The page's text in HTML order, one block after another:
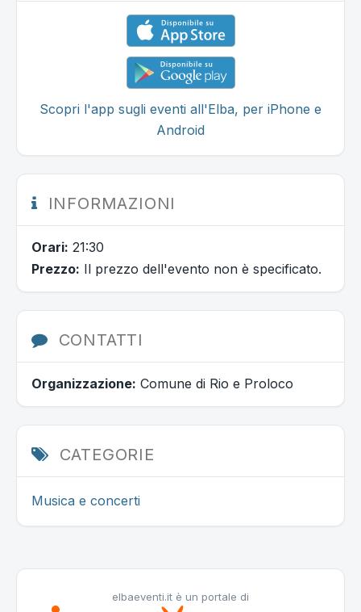
Scopri l'app sugli eventi all'Elba, per iPhone e
Android
INFORMAZIONI
Orari: 21:30
Prezzo: Il prezzo dell'evento non è specificato.
CONTATTI
Organizzazione: Comune di Rio e Proloco
CATEGORIE
Musica e concerti
elbaeventi.it è un portale di